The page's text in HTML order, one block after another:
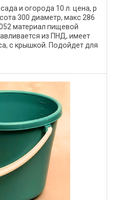
и огорода 10 л. цена, р
300 диаметр, макс 286
материал пищевой
из ПНД, имеет
с крышкой. Подойдет для